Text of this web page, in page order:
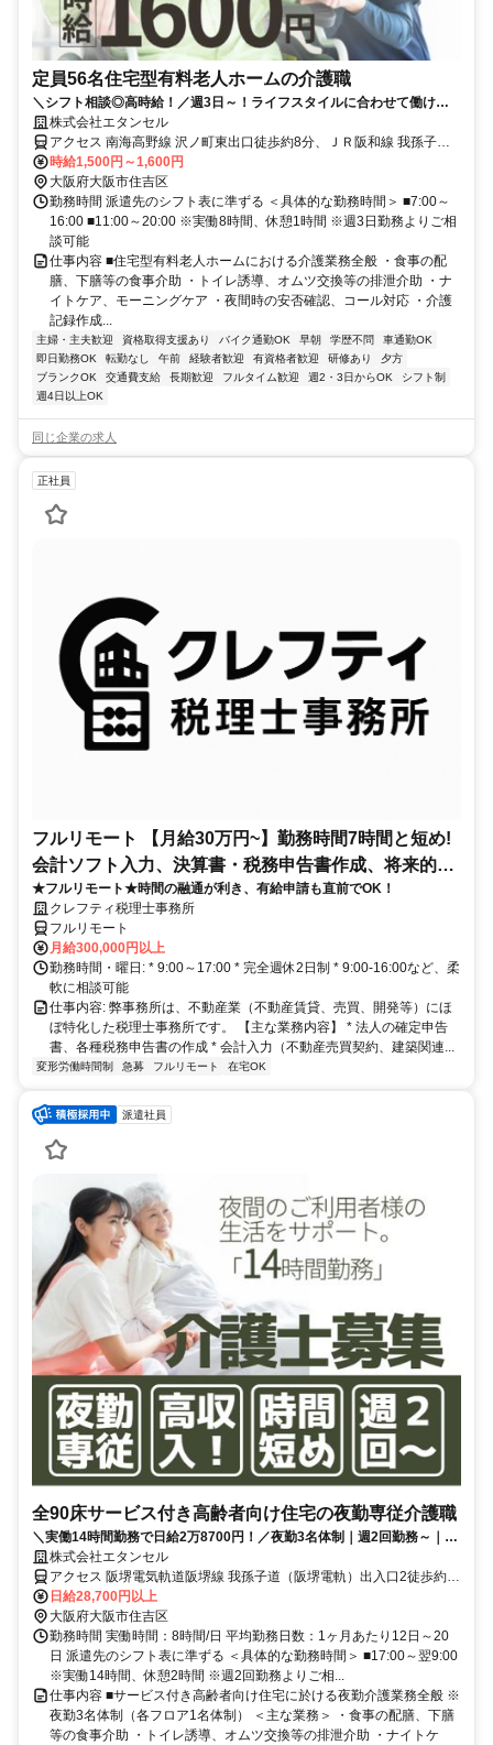
定員56名住宅型有料老人ホームの介護職
＼シフト相談◎高時給！／週3日～！ライフスタイルに合わせて働けま
す♪「早番のみ」「遅番のみ」もOK｜駅チカ★徒歩7分
株式会社エタンセル
アクセス 南海高野線 沢ノ町東出口徒歩約8分、ＪＲ阪和線 我孫子町
（阪和線）西出口徒歩約10分、南海高野線 我孫子前（南海電鉄）西
出口徒歩約13分 【勤務地最寄駅】JR阪和線「長居」駅より徒歩7分
時給1,500円～1,600円
大阪府大阪市住吉区
勤務時間 派遣先のシフト表に準ずる ＜具体的な勤務時間＞ ■7:00～
16:00 ■11:00～20:00 ※実働8時間、休憩1時間 ※週3日勤務よりご相
談可能
仕事内容 ■住宅型有料老人ホームにおける介護業務全般 ・食事の配
膳、下膳等の食事介助 ・トイレ誘導、オムツ交換等の排泄介助 ・ナ
イトケア、モーニングケア ・夜間時の安否確認、コール対応 ・介護
記録作成...
主婦・主夫歓迎 資格取得支援あり バイク通勤OK 早朝 学歴不問
車通勤OK
即日勤務OK
転勤なし 午前 経験者歓迎 有資格者歓迎 研修あり
夕方
ブランクOK
交通費支給 長期歓迎 フルタイム歓迎 週2・3日からOK
シフト制
週4日以上OK
同じ企業の求人
正社員
フルリモート 【月給30万円~】勤務時間7時間と短め!
会計ソフト入力、決算書・税務申告書作成、将来的に
決算説明も
★フルリモート★時間の融通が利き、有給申請も直前でOK！
クレフティ税理士事務所
フルリモート
月給300,000円以上
勤務時間・曜日: * 9:00～17:00 * 完全週休2日制 * 9:00-16:00など、柔
軟に相談可能
仕事内容: 弊事務所は、不動産業（不動産賃貸、売買、開発等）にほ
ぼ特化した税理士事務所です。 【主な業務内容】 * 法人の確定申告
書、各種税務申告書の作成 * 会計入力（不動産売買契約、建築関連...
変形労働時間制 急募 フルリモート 在宅OK
派遣社員
全90床サービス付き高齢者向け住宅の夜勤専従介護職
＼実働14時間勤務で日給2万8700円！／夜勤3名体制｜週2回勤務～｜最
寄駅より徒歩1分
株式会社エタンセル
アクセス 阪堺電気軌道阪堺線 我孫子道（阪堺電軌）出入口2徒歩約3
分、南海高野線 我孫子前（南海電鉄）西出口徒歩約7分、阪堺電気軌
道阪堺線 安立町出入口1徒歩約8分 【勤務地最寄駅】阪堺電軌阪堺線
「我孫子道駅」徒歩1分/南海「住ノ江駅」「我孫子前駅」徒歩10分
日給28,700円以上
大阪府大阪市住吉区
勤務時間 実働時間：8時間/日 平均勤務日数：1ヶ月あたり12日～20
日 派遣先のシフト表に準ずる ＜具体的な勤務時間＞ ■17:00～翌9:00
※実働14時間、休憩2時間 ※週2回勤務よりご相...
仕事内容 ■サービス付き高齢者向け住宅に於ける夜勤介護業務全般 ※
夜勤3名体制（各フロア1名体制） ＜主な業務＞ ・食事の配膳、下膳
等の食事介助 ・トイレ誘導、オムツ交換等の排泄介助 ・ナイトケ